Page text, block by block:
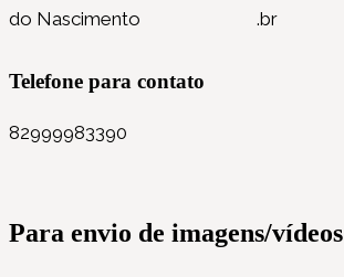
do Nascimento
Telefone para contato
82999983390
.br
Para envio de imagens/vídeos